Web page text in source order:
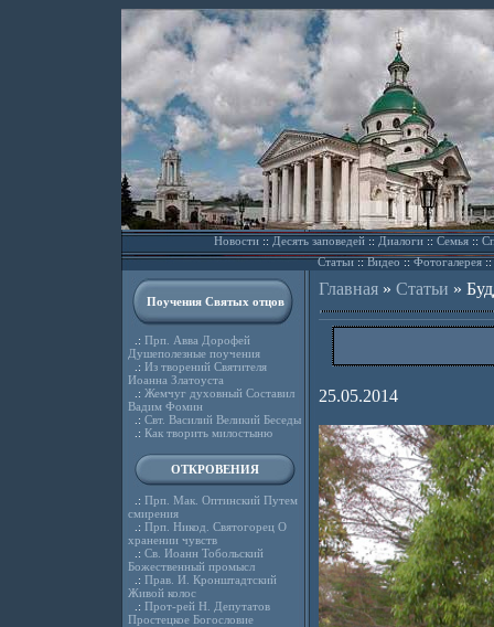
Новости::Десять заповедей::Диалоги::Семья::
Статьи::Видео ::Фотогалерея::
Поучения Святых отцов
.: Прп. Авва Дорофей
Душеполезные поучения
.: Из творений Святителя
Иоанна Златоуста
.: Жемчуг духовный Составил
Вадим Фомин
.: Свт. Василий Великий Беседы
.: Как творить милостыню
ОТКРОВЕНИЯ
.: Прп. Мак. Оптинский Путем
смирения
.: Прп. Никод. Святогорец О
хранении чувств
.: Св. Иоанн Тобольский
Божественный промысл
.: Прав. И. Кронштадтский
Живой колос
.: Прот-рей Н. Депутатов
Простецкое Богословие
Главная» Статьи »
25.05.2014